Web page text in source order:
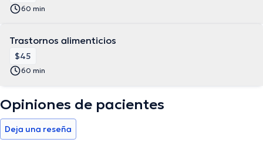
60 min
Trastornos alimenticios
$45
60 min
Opiniones de pacientes
Deja una reseña